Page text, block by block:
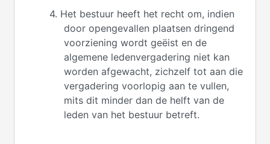
4. Het bestuur heeft het recht om, indien
door opengevallen plaatsen dringend
voorziening wordt geëist en de
algemene ledenvergadering niet kan
worden afgewacht, zichzelf tot aan die
vergadering voorlopig aan te vullen,
mits dit minder dan de helft van de
leden van het bestuur betreft.